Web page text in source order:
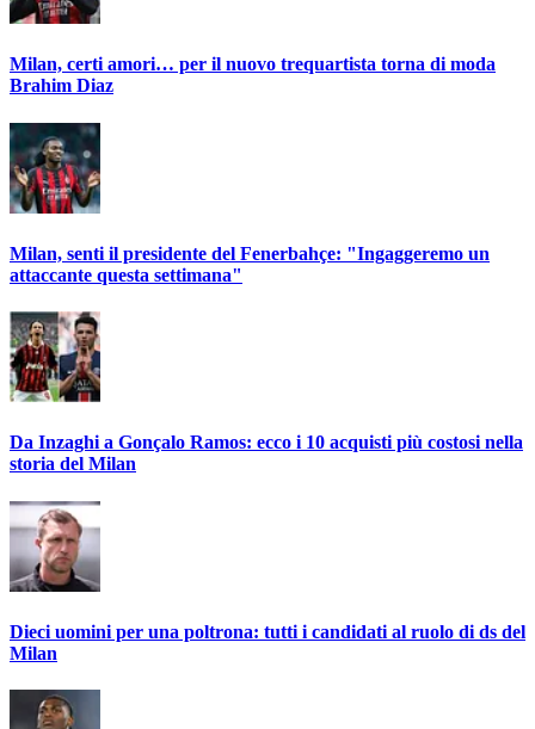
Milan, certi amori… per il nuovo trequartista torna di moda
Brahim Diaz
Milan, senti il presidente del Fenerbahçe: "Ingaggeremo un
attaccante questa settimana"
Da Inzaghi a Gonçalo Ramos: ecco i 10 acquisti più costosi nella
storia del Milan
Dieci uomini per una poltrona: tutti i candidati al ruolo di ds del
Milan